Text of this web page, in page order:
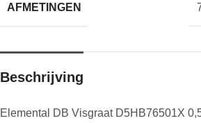
AFMETINGEN
Beschrijving
Elemental DB Visgraat D5HB76501X